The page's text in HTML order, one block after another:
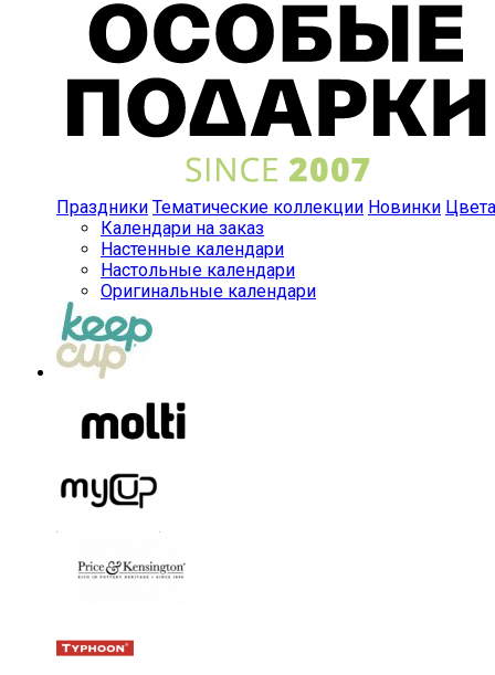
Праздники Тематические коллекции Новинки Цвета
Календари на заказ
Настенные календари
Настольные календари
Оригинальные календари